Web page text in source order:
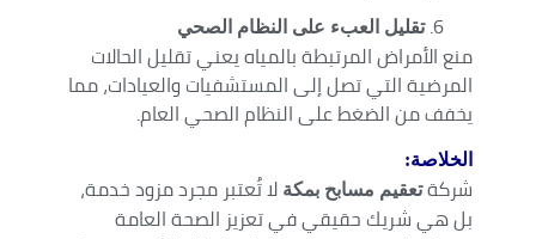
تقليل العبء على النظام الصحي
منع الأمراض المرتبطة بالمياه يعني تقليل الحالات
المرضية التي تصل إلى المستشفيات والعيادات، مما
يخفف من الضغط على النظام الصحي العام.
الخلاصة:
شركةتعقيم مسابح بمكة لا تُعتبر مجرد مزود خدمة،
بل هي شريك حقيقي في تعزيز الصحة العامة